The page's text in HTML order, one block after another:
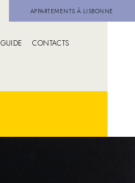
APPARTEMENTS À LISBONNE
GUIDE CONTACTS